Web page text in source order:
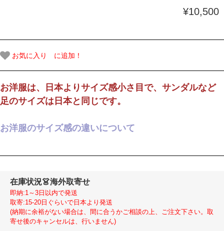
¥10,500
お気に入り に追加！
お洋服は、日本よりサイズ感小さ目で、サンダルなど
足のサイズは日本と同じです。
お洋服のサイズ感の違いについて
在庫状況👗海外取寄せ
即納:1～3日以内で発送
取寄:15-20日ぐらいで日本より発送
(納期に余裕がない場合は、間に合うかご相談の上、ご注文下さい。取
寄せ後のキャンセルは、行いません)